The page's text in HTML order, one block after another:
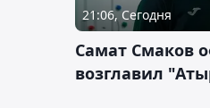
21:06, Сегодня
Самат Смаков
возглавил